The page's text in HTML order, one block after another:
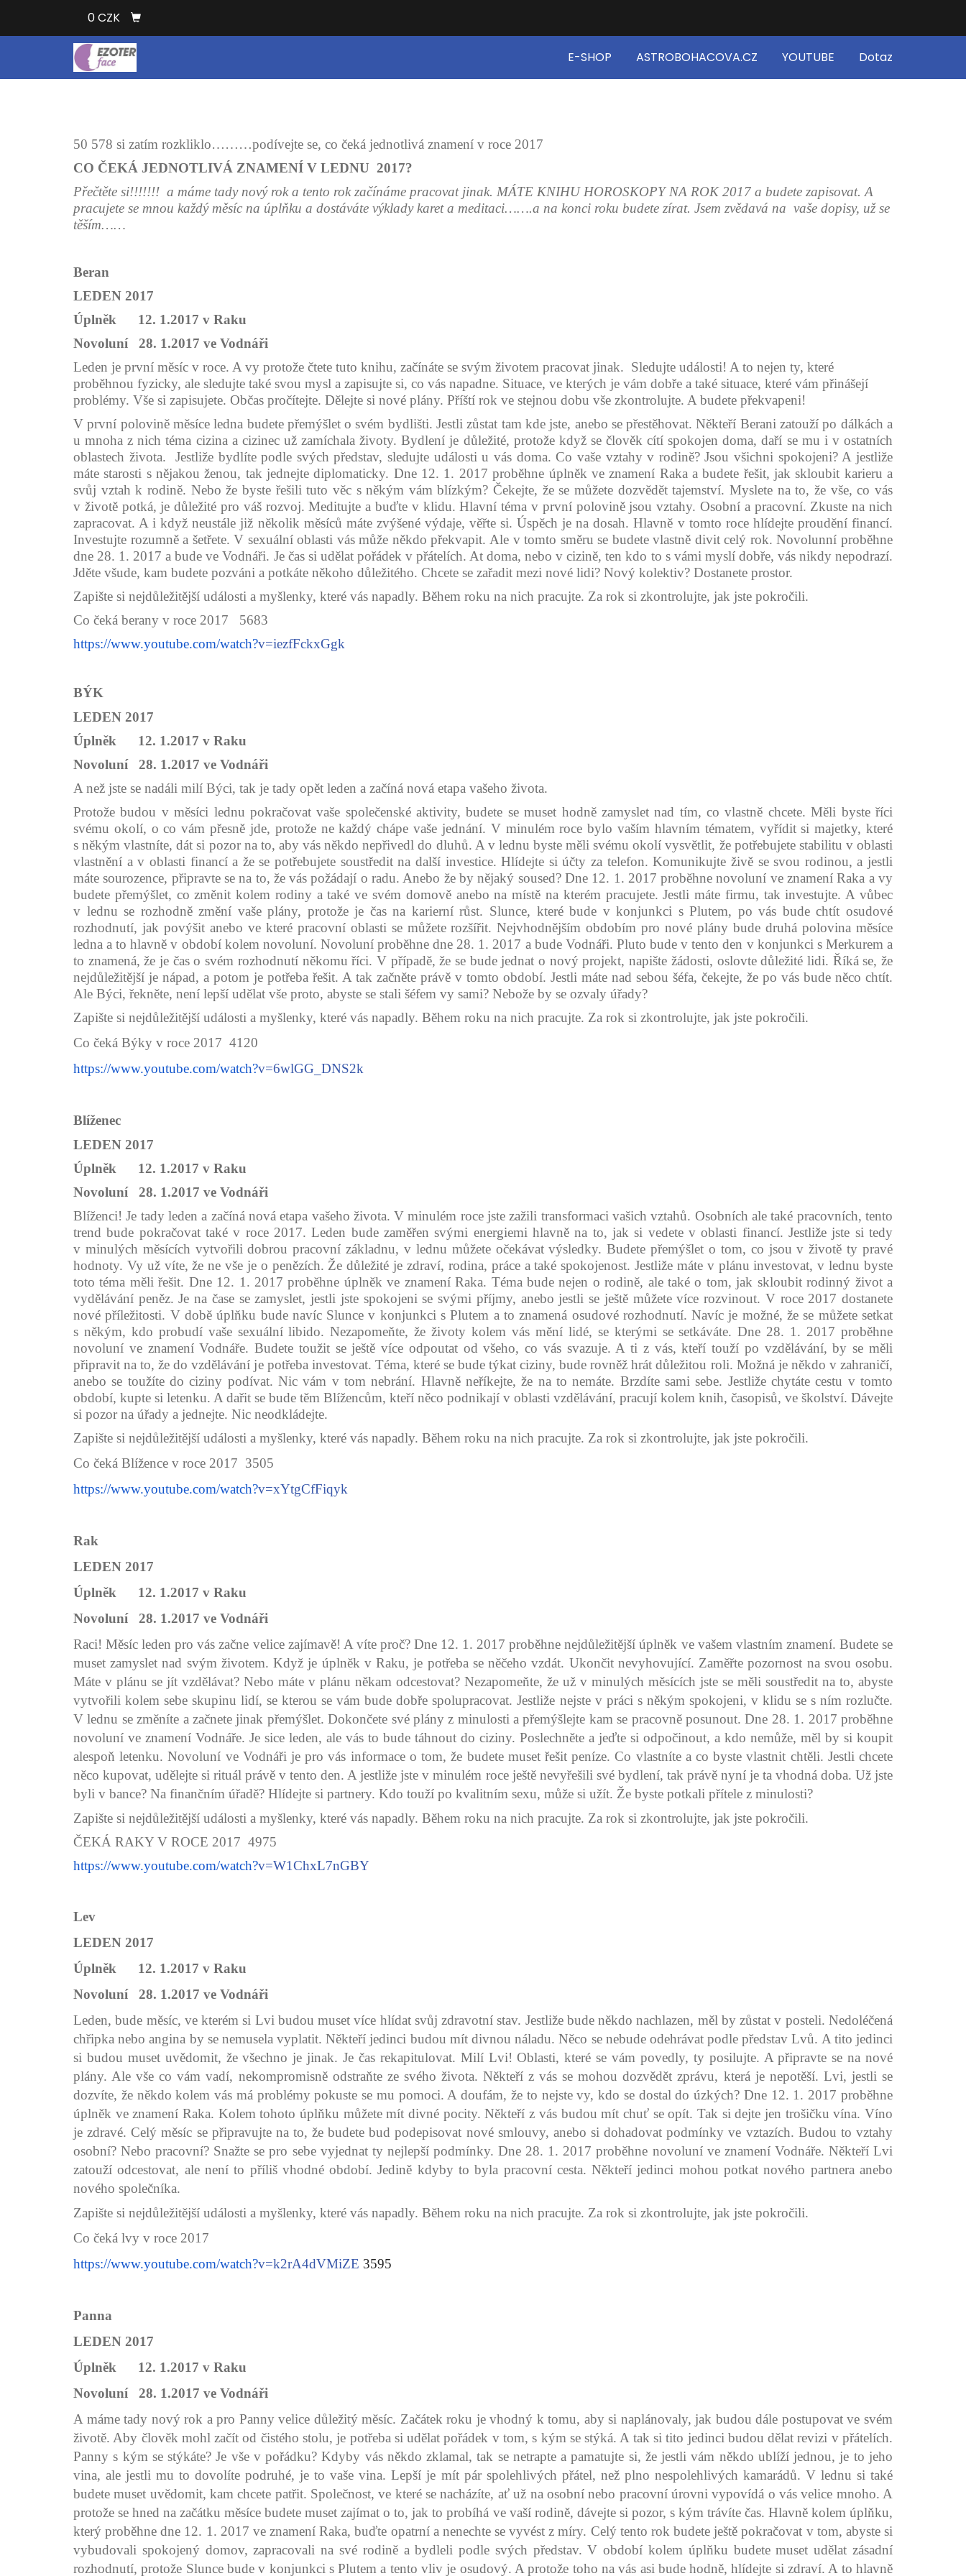
0 CZK
E-SHOP ASTROBOHACOVA.CZ YOUTUBE Dotaz
50 578 si zatím rozkliklo………podívejte se, co čeká jednotlivá znamení v roce 2017
CO ČEKÁ JEDNOTLIVÁ ZNAMENÍ V LEDNU 2017?
Přečtěte si!!!!!!! a máme tady nový rok a tento rok začínáme pracovat jinak. MÁTE KNIHU HOROSKOPY NA ROK 2017 a budete zapisovat. A
pracujete se mnou každý měsíc na úplňku a dostáváte výklady karet a meditaci…….a na konci roku budete zírat. Jsem zvědavá na vaše dopisy, už se
těším……
Beran
LEDEN 2017
Úplněk 12. 1.2017 v Raku
Novoluní 28. 1.2017 ve Vodnáři
Leden je první měsíc v roce. A vy protože čtete tuto knihu, začínáte se svým životem pracovat jinak. Sledujte události! A to nejen ty, které
proběhnou fyzicky, ale sledujte také svou mysl a zapisujte si, co vás napadne. Situace, ve kterých je vám dobře a také situace, které vám přinášejí
problémy. Vše si zapisujete. Občas pročítejte. Dělejte si nové plány. Příští rok ve stejnou dobu vše zkontrolujte. A budete překvapeni!
V první polovině měsíce ledna budete přemýšlet o svém bydlišti. Jestli zůstat tam kde jste, anebo se přestěhovat. Někteří Berani zatouží po dálkách a
u mnoha z nich téma cizina a cizinec už zamíchala životy. Bydlení je důležité, protože když se člověk cítí spokojen doma, daří se mu i v ostatních
oblastech života. Jestliže bydlíte podle svých představ, sledujte události u vás doma. Co vaše vztahy v rodině? Jsou všichni spokojeni? A jestliže
máte starosti s nějakou ženou, tak jednejte diplomaticky. Dne 12. 1. 2017 proběhne úplněk ve znamení Raka a budete řešit, jak skloubit karieru a
svůj vztah k rodině. Nebo že byste řešili tuto věc s někým vám blízkým? Čekejte, že se můžete dozvědět tajemství. Myslete na to, že vše, co vás
v životě potká, je důležité pro váš rozvoj. Meditujte a buďte v klidu. Hlavní téma v první polovině jsou vztahy. Osobní a pracovní. Zkuste na nich
zapracovat. A i když neustále již několik měsíců máte zvýšené výdaje, věřte si. Úspěch je na dosah. Hlavně v tomto roce hlídejte proudění financí.
Investujte rozumně a šetřete. V sexuální oblasti vás může někdo překvapit. Ale v tomto směru se budete vlastně divit celý rok. Novolunní proběhne
dne 28. 1. 2017 a bude ve Vodnáři. Je čas si udělat pořádek v přátelích. At doma, nebo v cizině, ten kdo to s vámi myslí dobře, vás nikdy nepodrazí.
Jděte všude, kam budete pozváni a potkáte někoho důležitého. Chcete se zařadit mezi nové lidi? Nový kolektiv? Dostanete prostor.
Zapište si nejdůležitější události a myšlenky, které vás napadly. Během roku na nich pracujte. Za rok si zkontrolujte, jak jste pokročili.
Co čeká berany v roce 2017 5683
https://www.youtube.com/watch?v=iezfFckxGgk
BÝK
LEDEN 2017
Úplněk 12. 1.2017 v Raku
Novoluní 28. 1.2017 ve Vodnáři
A než jste se nadáli milí Býci, tak je tady opět leden a začíná nová etapa vašeho života.
Protože budou v měsíci lednu pokračovat vaše společenské aktivity, budete se muset hodně zamyslet nad tím, co vlastně chcete. Měli byste říci
svému okolí, o co vám přesně jde, protože ne každý chápe vaše jednání. V minulém roce bylo vaším hlavním tématem, vyřídit si majetky, které
s někým vlastníte, dát si pozor na to, aby vás někdo nepřivedl do dluhů. A v lednu byste měli svému okolí vysvětlit, že potřebujete stabilitu v oblasti
vlastnění a v oblasti financí a že se potřebujete soustředit na další investice. Hlídejte si účty za telefon. Komunikujte živě se svou rodinou, a jestli
máte sourozence, připravte se na to, že vás požádají o radu. Anebo že by nějaký soused? Dne 12. 1. 2017 proběhne novoluní ve znamení Raka a vy
budete přemýšlet, co změnit kolem rodiny a také ve svém domově anebo na místě na kterém pracujete. Jestli máte firmu, tak investujte. A vůbec
v lednu se rozhodně změní vaše plány, protože je čas na karierní růst. Slunce, které bude v konjunkci s Plutem, po vás bude chtít osudové
rozhodnutí, jak povýšit anebo ve které pracovní oblasti se můžete rozšířit. Nejvhodnějším obdobím pro nové plány bude druhá polovina měsíce
ledna a to hlavně v období kolem novoluní. Novoluní proběhne dne 28. 1. 2017 a bude Vodnáři. Pluto bude v tento den v konjunkci s Merkurem a
to znamená, že je čas o svém rozhodnutí někomu říci. V případě, že se bude jednat o nový projekt, napište žádosti, oslovte důležité lidi. Říká se, že
nejdůležitější je nápad, a potom je potřeba řešit. A tak začněte právě v tomto období. Jestli máte nad sebou šéfa, čekejte, že po vás bude něco chtít.
Ale Býci, řekněte, není lepší udělat vše proto, abyste se stali šéfem vy sami? Nebože by se ozvaly úřady?
Zapište si nejdůležitější události a myšlenky, které vás napadly. Během roku na nich pracujte. Za rok si zkontrolujte, jak jste pokročili.
Co čeká Býky v roce 2017 4120
https://www.youtube.com/watch?v=6wlGG_DNS2k
Blíženec
LEDEN 2017
Úplněk 12. 1.2017 v Raku
Novoluní 28. 1.2017 ve Vodnáři
Blíženci! Je tady leden a začíná nová etapa vašeho života. V minulém roce jste zažili transformaci vašich vztahů. Osobních ale také pracovních, tento
trend bude pokračovat také v roce 2017. Leden bude zaměřen svými energiemi hlavně na to, jak si vedete v oblasti financí. Jestliže jste si tedy
v minulých měsících vytvořili dobrou pracovní základnu, v lednu můžete očekávat výsledky. Budete přemýšlet o tom, co jsou v životě ty pravé
hodnoty. Vy už víte, že ne vše je o penězích. Že důležité je zdraví, rodina, práce a také spokojenost. Jestliže máte v plánu investovat, v lednu byste
toto téma měli řešit. Dne 12. 1. 2017 proběhne úplněk ve znamení Raka. Téma bude nejen o rodině, ale také o tom, jak skloubit rodinný život a
vydělávání peněz. Je na čase se zamyslet, jestli jste spokojeni se svými příjmy, anebo jestli se ještě můžete více rozvinout. V roce 2017 dostanete
nové příležitosti. V době úplňku bude navíc Slunce v konjunkci s Plutem a to znamená osudové rozhodnutí. Navíc je možné, že se můžete setkat
s někým, kdo probudí vaše sexuální libido. Nezapomeňte, že životy kolem vás mění lidé, se kterými se setkáváte. Dne 28. 1. 2017 proběhne
novoluní ve znamení Vodnáře. Budete toužit se ještě více odpoutat od všeho, co vás svazuje. A ti z vás, kteří touží po vzdělávání, by se měli
připravit na to, že do vzdělávání je potřeba investovat. Téma, které se bude týkat ciziny, bude rovněž hrát důležitou roli. Možná je někdo v zahraničí,
anebo se toužíte do ciziny podívat. Nic vám v tom nebrání. Hlavně neříkejte, že na to nemáte. Brzdíte sami sebe. Jestliže chytáte cestu v tomto
období, kupte si letenku. A dařit se bude těm Blížencům, kteří něco podnikají v oblasti vzdělávání, pracují kolem knih, časopisů, ve školství. Dávejte
si pozor na úřady a jednejte. Nic neodkládejte.
Zapište si nejdůležitější události a myšlenky, které vás napadly. Během roku na nich pracujte. Za rok si zkontrolujte, jak jste pokročili.
Co čeká Blížence v roce 2017 3505
https://www.youtube.com/watch?v=xYtgCfFiqyk
Rak
LEDEN 2017
Úplněk 12. 1.2017 v Raku
Novoluní 28. 1.2017 ve Vodnáři
Raci! Měsíc leden pro vás začne velice zajímavě! A víte proč? Dne 12. 1. 2017 proběhne nejdůležitější úplněk ve vašem vlastním znamení. Budete se
muset zamyslet nad svým životem. Když je úplněk v Raku, je potřeba se něčeho vzdát. Ukončit nevyhovující. Zaměřte pozornost na svou osobu.
Máte v plánu se jít vzdělávat? Nebo máte v plánu někam odcestovat? Nezapomeňte, že už v minulých měsících jste se měli soustředit na to, abyste
vytvořili kolem sebe skupinu lidí, se kterou se vám bude dobře spolupracovat. Jestliže nejste v práci s někým spokojeni, v klidu se s ním rozlučte.
V lednu se změníte a začnete jinak přemýšlet. Dokončete své plány z minulosti a přemýšlejte kam se pracovně posunout. Dne 28. 1. 2017 proběhne
novoluní ve znamení Vodnáře. Je sice leden, ale vás to bude táhnout do ciziny. Poslechněte a jeďte si odpočinout, a kdo nemůže, měl by si koupit
alespoň letenku. Novoluní ve Vodnáři je pro vás informace o tom, že budete muset řešit peníze. Co vlastníte a co byste vlastnit chtěli. Jestli chcete
něco kupovat, udělejte si rituál právě v tento den. A jestliže jste v minulém roce ještě nevyřešili své bydlení, tak právě nyní je ta vhodná doba. Už jste
byli v bance? Na finančním úřadě? Hlídejte si partnery. Kdo touží po kvalitním sexu, může si užít. Že byste potkali přítele z minulosti?
Zapište si nejdůležitější události a myšlenky, které vás napadly. Během roku na nich pracujte. Za rok si zkontrolujte, jak jste pokročili.
ČEKÁ RAKY V ROCE 2017 4975
https://www.youtube.com/watch?v=W1ChxL7nGBY
Lev
LEDEN 2017
Úplněk 12. 1.2017 v Raku
Novoluní 28. 1.2017 ve Vodnáři
Leden, bude měsíc, ve kterém si Lvi budou muset více hlídat svůj zdravotní stav. Jestliže bude někdo nachlazen, měl by zůstat v posteli. Nedoléčená
chřipka nebo angina by se nemusela vyplatit. Někteří jedinci budou mít divnou náladu. Něco se nebude odehrávat podle představ Lvů. A tito jedinci
si budou muset uvědomit, že všechno je jinak. Je čas rekapitulovat. Milí Lvi! Oblasti, které se vám povedly, ty posilujte. A připravte se na nové
plány. Ale vše co vám vadí, nekompromisně odstraňte ze svého života. Někteří z vás se mohou dozvědět zprávu, která je nepotěší. Lvi, jestli se
dozvíte, že někdo kolem vás má problémy pokuste se mu pomoci. A doufám, že to nejste vy, kdo se dostal do úzkých? Dne 12. 1. 2017 proběhne
úplněk ve znamení Raka. Kolem tohoto úplňku můžete mít divné pocity. Někteří z vás budou mít chuť se opít. Tak si dejte jen trošičku vína. Víno
je zdravé. Celý měsíc se připravujte na to, že budete bud podepisovat nové smlouvy, anebo si dohadovat podmínky ve vztazích. Budou to vztahy
osobní? Nebo pracovní? Snažte se pro sebe vyjednat ty nejlepší podmínky. Dne 28. 1. 2017 proběhne novoluní ve znamení Vodnáře. Někteří Lvi
zatouží odcestovat, ale není to příliš vhodné období. Jedině kdyby to byla pracovní cesta. Někteří jedinci mohou potkat nového partnera anebo
nového společníka.
Zapište si nejdůležitější události a myšlenky, které vás napadly. Během roku na nich pracujte. Za rok si zkontrolujte, jak jste pokročili.
Co čeká lvy v roce 2017
https://www.youtube.com/watch?v=k2rA4dVMiZE 3595
Panna
LEDEN 2017
Úplněk 12. 1.2017 v Raku
Novoluní 28. 1.2017 ve Vodnáři
A máme tady nový rok a pro Panny velice důležitý měsíc. Začátek roku je vhodný k tomu, aby si naplánovaly, jak budou dále postupovat ve svém
životě. Aby člověk mohl začít od čistého stolu, je potřeba si udělat pořádek v tom, s kým se stýká. A tak si tito jedinci budou dělat revizi v přátelích.
Panny s kým se stýkáte? Je vše v pořádku? Kdyby vás někdo zklamal, tak se netrapte a pamatujte si, že jestli vám někdo ublíží jednou, je to jeho
vina, ale jestli mu to dovolíte podruhé, je to vaše vina. Lepší je mít pár spolehlivých přátel, než plno nespolehlivých kamarádů. V lednu si také
budete muset uvědomit, kam chcete patřit. Společnost, ve které se nacházíte, ať už na osobní nebo pracovní úrovni vypovídá o vás velice mnoho. A
protože se hned na začátku měsíce budete muset zajímat o to, jak to probíhá ve vaší rodině, dávejte si pozor, s kým trávíte čas. Hlavně kolem úplňku,
který proběhne dne 12. 1. 2017 ve znamení Raka, buďte opatrní a nenechte se vyvést z míry. Celý tento rok budete ještě pokračovat v tom, abyste si
vybudovali spokojený domov, zapracovali na své rodině a bydleli podle svých představ. V období kolem úplňku budete muset udělat zásadní
rozhodnutí, protože Slunce bude v konjunkci s Plutem a tento vliv je osudový. A protože toho na vás asi bude hodně, hlídejte si zdraví. A to hlavně